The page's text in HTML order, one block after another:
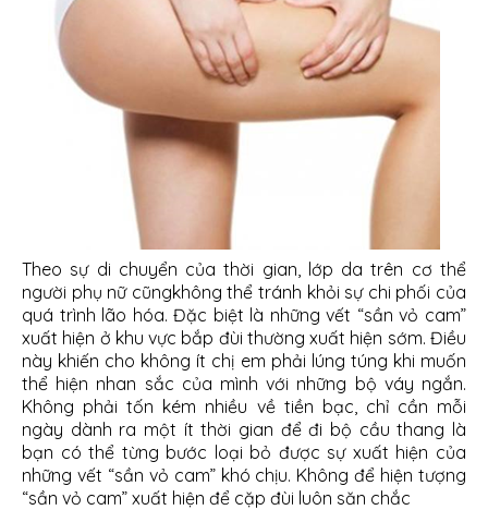
Theo sự di chuyển của thời gian, lớp da trên cơ thể
người phụ nữ cũngkhông thể tránh khỏi sự chi phối của
quá trình lão hóa. Đặc biệt là những vết “sần vỏ cam”
xuất hiện ở khu vực bắp đùi thường xuất hiện sớm. Điều
này khiến cho không ít chị em phải lúng túng khi muốn
thể hiện nhan sắc của mình với những bộ váy ngắn.
Không phải tốn kém nhiều về tiền bạc, chỉ cần mỗi
ngày dành ra một ít thời gian để đi bộ cầu thang là
bạn có thể từng bước loại bỏ được sự xuất hiện của
những vết “sần vỏ cam” khó chịu. Không để hiện tượng
“sần vỏ cam” xuất hiện để cặp đùi luôn săn chắc